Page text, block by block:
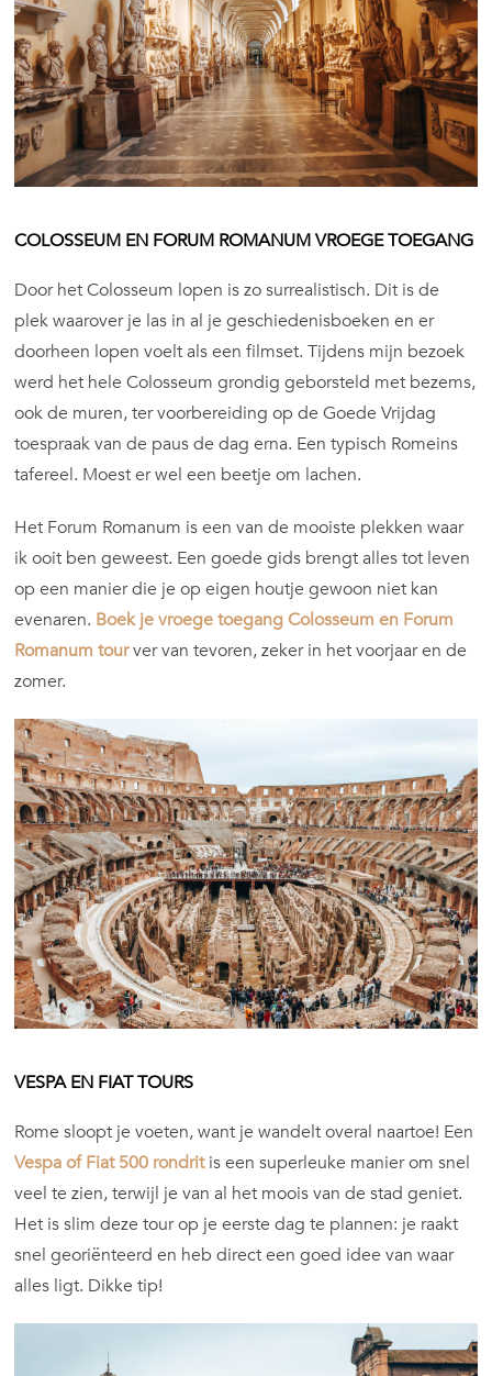
COLOSSEUM EN FORUM ROMANUM VROEGE TOEGANG
Door het Colosseum lopen is zo surrealistisch. Dit is de
plek waarover je las in al je geschiedenisboeken en er
doorheen lopen voelt als een filmset. Tijdens mijn bezoek
werd het hele Colosseum grondig geborsteld met bezems,
ook de muren, ter voorbereiding op de Goede Vrijdag
toespraak van de paus de dag erna. Een typisch Romeins
tafereel. Moest er wel een beetje om lachen.
Het Forum Romanum is een van de mooiste plekken waar
ik ooit ben geweest. Een goede gids brengt alles tot leven
op een manier die je op eigen houtje gewoon niet kan
evenaren. Boek je vroege toegang Colosseum en Forum
Romanum tourver van tevoren, zeker in het voorjaar en de
zomer.
VESPA EN FIAT TOURS
Rome sloopt je voeten, want je wandelt overal naartoe! Een
Vespa of Fiat 500 rondritis een superleuke manier om snel
veel te zien, terwijl je van al het moois van de stad geniet.
Het is slim deze tour op je eerste dag te plannen: je raakt
snel georiënteerd en heb direct een goed idee van waar
alles ligt. Dikke tip!